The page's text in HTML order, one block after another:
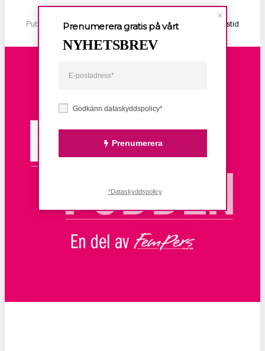
Publicerad 2 januari, 2026 1 min lästid
Godkänn dataskyddspolicy*
Prenumerera
Prenumerera gratis på vårt
NYHETSBREV
*Dataskyddspolicy